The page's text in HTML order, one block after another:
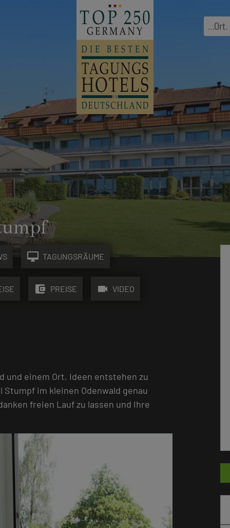
...Ort,
desktop_mac TAGUNGSRÄUME
account_balance_wallet PREISE videocam VIDEO
und einem Ort, Ideen entstehen zu
im kleinen Odenwald genau
freien Lauf zu lassen und Ihre